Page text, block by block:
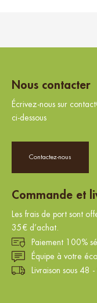
Nous contacter
Écrivez-nous sur
ci-dessous
Contactez-nous
Commande et
Les frais de port sont
35€ d’achat.
Paiement 100%
Équipe à votre
Livraison sous 48